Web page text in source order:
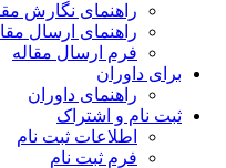
راهنمای نگارش
راهنمای ارسال
فرم ارسال مقاله
برای داوران
راهنمای داوران
ثبت نام و اشتراک
اطلاعات ثبت نام
فرم ثبت نام